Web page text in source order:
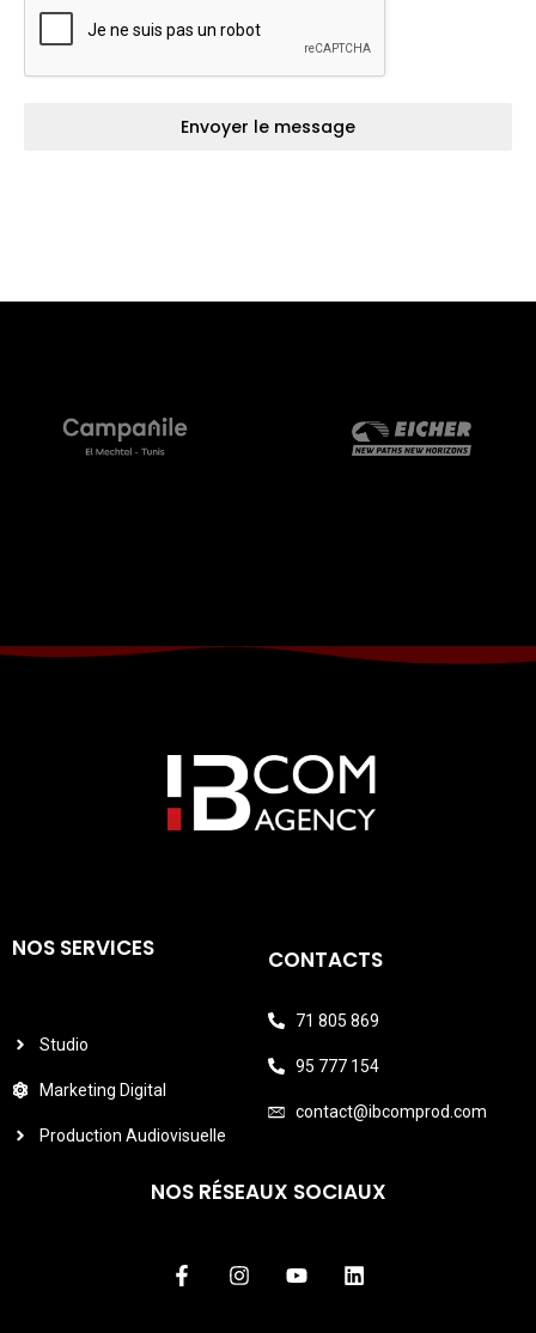
Envoyer le message
NOS SERVICES
Studio
Marketing Digital
Production Audiovisuelle
CONTACTS
71 805 869
95 777 154
contact@ibcomprod.com
NOS RÉSEAUX SOCIAUX